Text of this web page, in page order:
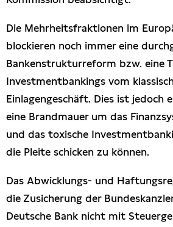
Die Mehrheitsfraktionen im
blockieren noch immer eine
Bankenstrukturreform bzw. eine
Investmentbankings vom
Einlagengeschäft. Dies ist jedoch
eine Brandmauer um das
und das toxische
die Pleite schicken zu können.
Das Abwicklungs- und
die Zusicherung der
Deutsche Bank nicht mit